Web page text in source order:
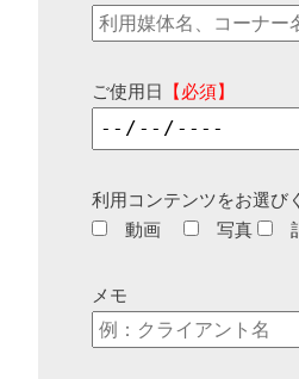
ご使用日 【必須】
利用コンテンツをお選び
動画
写真
メモ